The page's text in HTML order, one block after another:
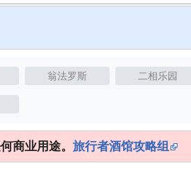
翁法罗斯 二相乐园
商业用途。 旅行者酒馆攻略组